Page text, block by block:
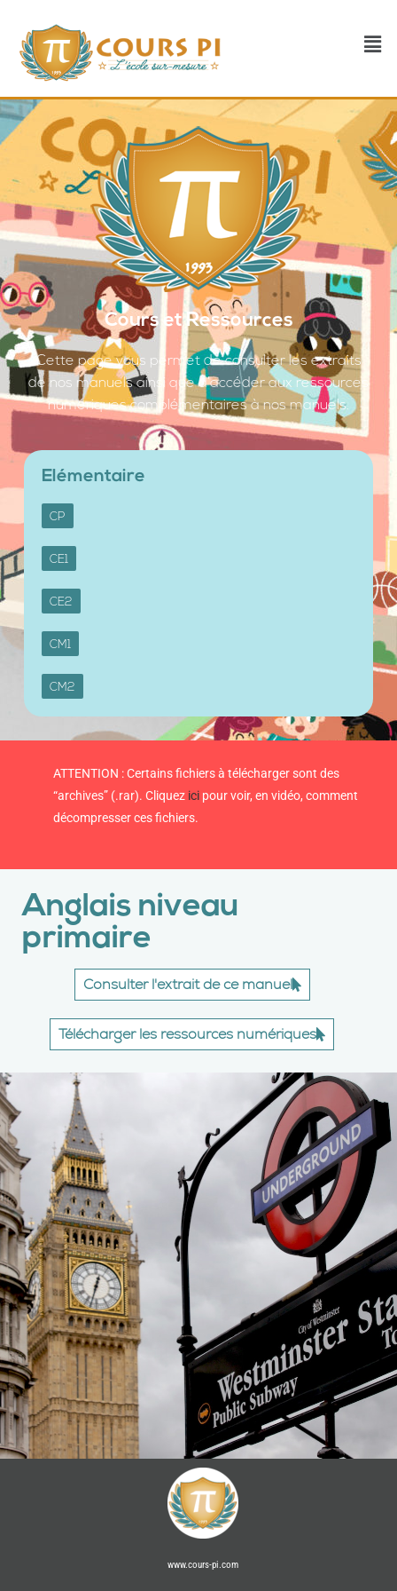
Cours et Ressources
Cette page vous permet de consulter les extraits
de nos manuels ainsi que d’accéder aux ressources
numériques complémentaires à nos manuels.
Elémentaire
CP
CE1
CE2
CM1
CM2
ATTENTION : Certains fichiers à télécharger sont des
“archives” (.rar). Cliquez ici pour voir, en vidéo, comment
décompresser ces fichiers.
Anglais niveau
primaire
Consulter l'extrait de ce manuel
Télécharger les ressources numériques
www.cours-pi.com